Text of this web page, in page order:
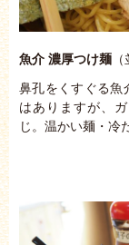
魚介 濃厚つけ麺
鼻孔をくすぐる魚
はありますが、
じ。温かい麺・冷